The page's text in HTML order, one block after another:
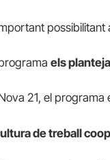
els
21, el programa
de treball